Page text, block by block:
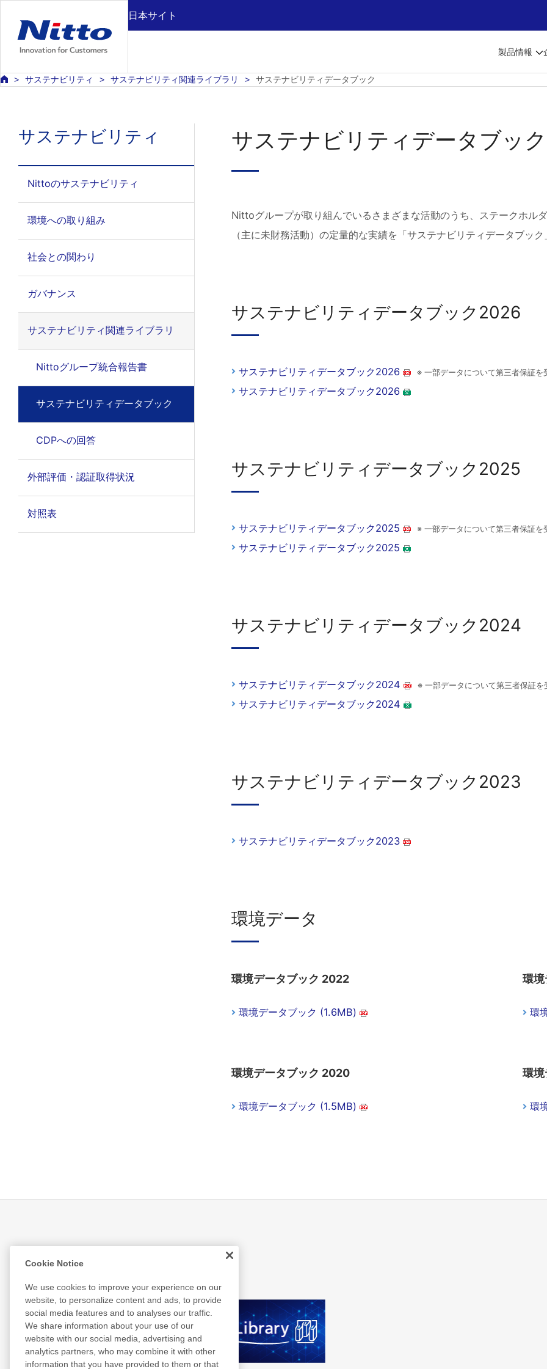
日本サイト
製品情報
サステナビリティ サステナビリティ関連ライブラリ サステナビリティデータブック
サステナビリティ
Nittoのサステナビリティ
環境への取り組み
社会との関わり
ガバナンス
サステナビリティ関連ライブラリ
Nittoグループ統合報告書
サステナビリティデータブック
CDPへの回答
外部評価・認証取得状況
対照表
サステナビリティデータブック
Nittoグループが取り組んでいるさまざまな活動のうち、ステークホル
（主に未財務活動）の定量的な実績を「サステナビリティデータブック
サステナビリティデータブック2026
サステナビリティデータブック2026 ※ 一部データについて第三者保証を
サステナビリティデータブック2026
サステナビリティデータブック2025
サステナビリティデータブック2025 ※ 一部データについて第三者保証を
サステナビリティデータブック2025
サステナビリティデータブック2024
サステナビリティデータブック2024 ※ 一部データについて第三者保証を
サステナビリティデータブック2024
サステナビリティデータブック2023
サステナビリティデータブック2023
環境データ
環境データブック 2022
環境データブック (1.6MB)
環
環
環境データブック 2020
環境データブック (1.5MB)
環
環
Related Information
Cookie Notice
We use cookies to improve your experience on our
website, to personalize content and ads, to provide
social media features and to analyses our traffic.
We share information about your use of our
website with our social media, advertising and
analytics partners, who may combine it with other
information that you have provided to them or that